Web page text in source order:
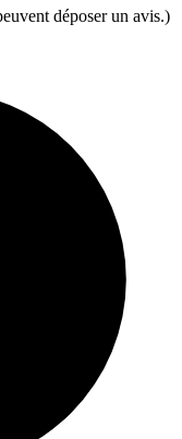
déposer un avis.)